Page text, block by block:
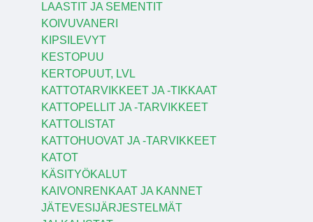
LAASTIT JA SEMENTIT
KOIVUVANERI
KIPSILEVYT
KESTOPUU
KERTOPUUT, LVL
KATTOTARVIKKEET JA -TIKKAAT
KATTOPELLIT JA -TARVIKKEET
KATTOLISTAT
KATTOHUOVAT JA -TARVIKKEET
KATOT
KÄSITYÖKALUT
KAIVONRENKAAT JA KANNET
JÄTEVESIJÄRJESTELMÄT